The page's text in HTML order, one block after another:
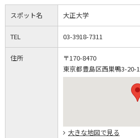
スポット名 大正大学
TEL 03-3918-7311
住所
〒170-8470
東京都豊島区西巣鴨3-20-1
大きな地図で見る